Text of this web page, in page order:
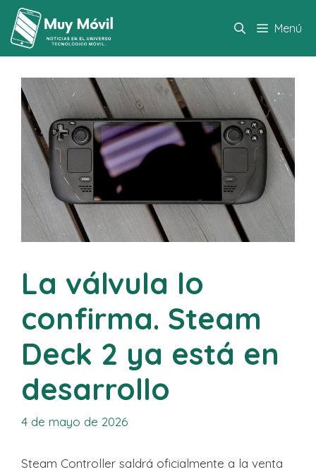
Saltar
contenido
Menú
La válvula lo
confirma. Steam
Deck 2 ya está en
desarrollo
4 de mayo de 2026
Steam Controller saldrá oficialmente a la venta